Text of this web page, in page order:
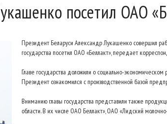
посетил ОАО
Президент Беларуси Александр Лукашенко совершил
государства посетил ОАО «Беллакт», передает
Главе государства доложили о социально-
Президент ознакомился с производственной базой
Вниманию главы государства представили также
области. В их числе ОАО Беллакт», ОАО «Лидский